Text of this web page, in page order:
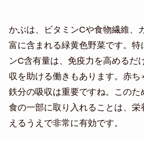
かぶは、ビタミンCや食物繊維、
富に含まれる緑黄色野菜です。特
ンC含有量は、免疫力を高めるだ
収を助ける働きもあります。赤ち
鉄分の吸収は重要ですね。このた
食の一部に取り入れることは、栄
えるうえで非常に有効です。